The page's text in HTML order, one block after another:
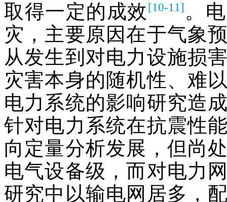
取得一定的成效[10-11] 。
灾，主要原因在于气象
从发生到对电力设施损
灾害本身的随机性、难
电力系统的影响研究造
针对电力系统在抗震性
向定量分析发展，但尚
电气设备级，而对电力
研究中以输电网居多，